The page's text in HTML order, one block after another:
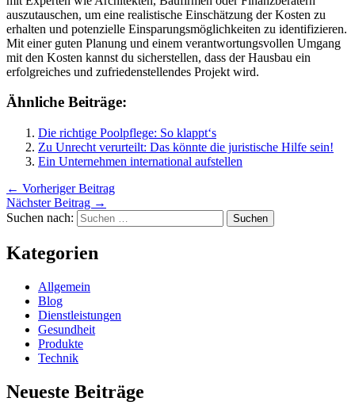
auszutauschen, um eine realistische Einschätzung der Kosten zu
erhalten und potenzielle Einsparungsmöglichkeiten zu identifizieren.
Mit einer guten Planung und einem verantwortungsvollen Umgang
mit den Kosten kannst du sicherstellen, dass der Hausbau ein
erfolgreiches und zufriedenstellendes Projekt wird.
Ähnliche Beiträge:
Die richtige Poolpflege: So klappt‘s
Zu Unrecht verurteilt: Das könnte die juristische Hilfe sein!
Ein Unternehmen international aufstellen
← Vorheriger Beitrag
Nächster Beitrag →
Suchen nach:
Kategorien
Allgemein
Blog
Dienstleistungen
Gesundheit
Produkte
Technik
Neueste Beiträge